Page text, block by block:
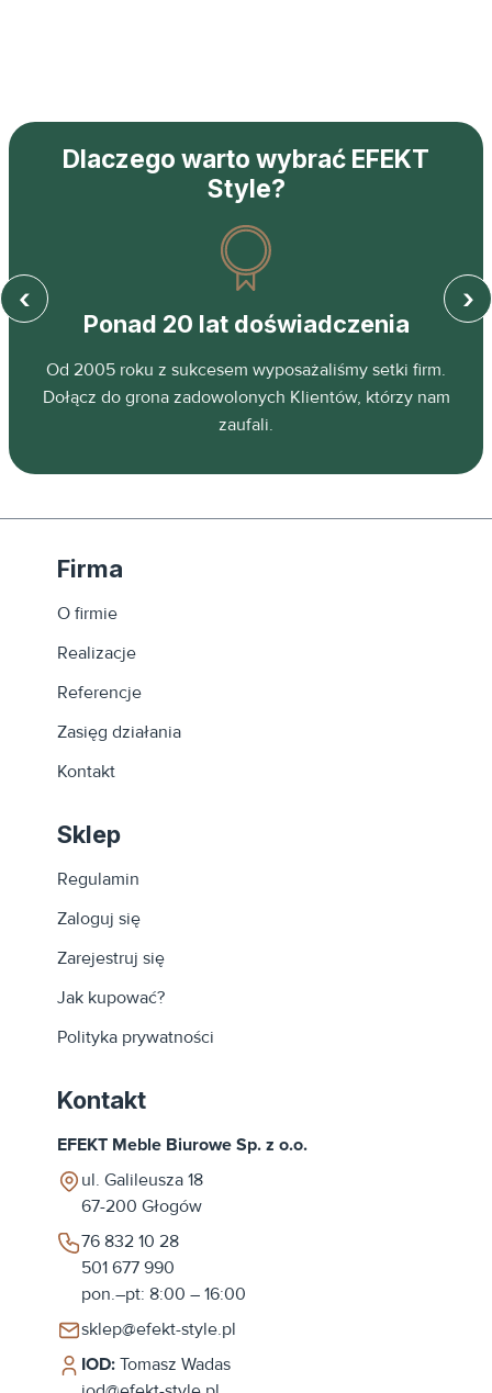
Dlaczego warto wybrać EFEKT
Style?
Ponad 20 lat doświadczenia
Od 2005 roku z sukcesem wyposażaliśmy setki firm.
Dołącz do grona zadowolonych Klientów, którzy nam
zaufali.
‹ ›
Firma
O firmie
Realizacje
Referencje
Zasięg działania
Kontakt
Sklep
Regulamin
Zaloguj się
Zarejestruj się
Jak kupować?
Polityka prywatności
Kontakt
EFEKT Meble Biurowe Sp. z o.o.
ul. Galileusza 18
67-200 Głogów
76 832 10 28
501 677 990
pon.–pt: 8:00 – 16:00
sklep@efekt-style.pl
IOD: Tomasz Wadas